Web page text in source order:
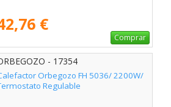
€
Comprar
- 17354
Orbegozo FH 5036/ 2200W/
Regulable